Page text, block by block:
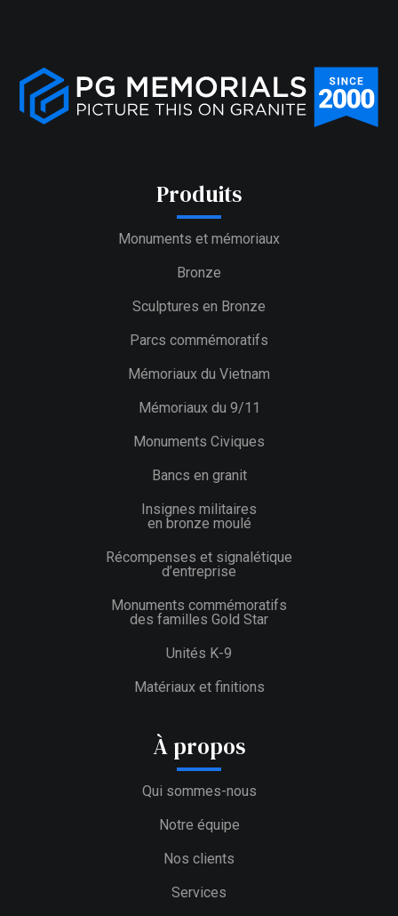
Produits
Monuments et mémoriaux
Bronze
Sculptures en Bronze
Parcs commémoratifs
Mémoriaux du Vietnam
Mémoriaux du 9/11
Monuments Civiques
Bancs en granit
Insignes militaires
en bronze moulé
Récompenses et signalétique
d’entreprise
Monuments commémoratifs
des familles Gold Star
Unités K-9
Matériaux et finitions
À propos
Qui sommes-nous
Notre équipe
Nos clients
Services